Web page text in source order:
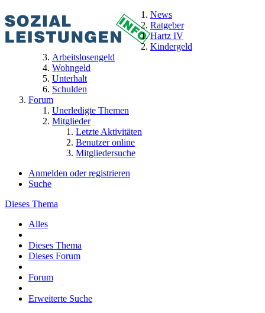
News
Ratgeber
Hartz IV
Kindergeld
Arbeitslosengeld
Wohngeld
Unterhalt
Schulden
Forum
Unerledigte Themen
Mitglieder
Letzte Aktivitäten
Benutzer online
Mitgliedersuche
Anmelden oder registrieren
Suche
Dieses Thema
Alles
Dieses Thema
Dieses Forum
Forum
Erweiterte Suche